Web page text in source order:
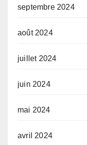
septembre 2024
août 2024
juillet 2024
juin 2024
mai 2024
avril 2024